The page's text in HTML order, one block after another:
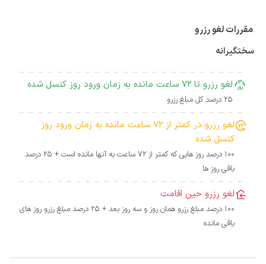
مقررات لغو رزرو
سختگیرانه
لغو رزرو تا 72 ساعت مانده به زمان ورود روز کنسل شده
25 درصد کل مبلغ رزرو
لغو رزرو در کمتر از 72 ساعت مانده به زمان ورود روز
کنسل شده
100 درصد روز هایی که کمتر از 72 ساعت به آنها مانده است + 25 درصد
باقی روز ها
لغو رزرو حین اقامت
100 درصد مبلغ رزرو همان روز و سه روز بعد + 25 درصد مبلغ رزرو روز های
باقی مانده